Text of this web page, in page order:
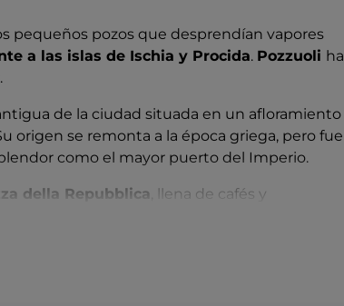
pequeños pozos que desprendían vapores
a las islas de Ischia y Procida. Pozzuoli ha
de la ciudad situada en un afloramiento
origen se remonta a la época griega, pero fue
como el mayor puerto del Imperio.
della Repubblica
, llena de cafés y